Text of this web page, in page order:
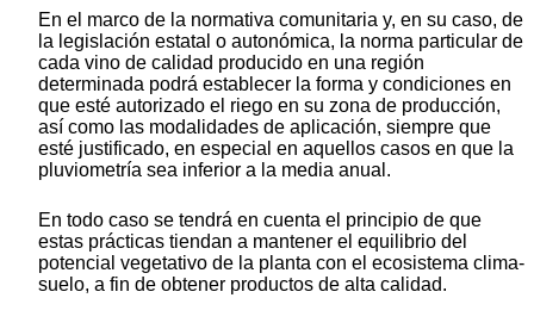
En el marco de la normativa comunitaria y, en su caso, de
la legislación estatal o autonómica, la norma particular de
cada vino de calidad producido en una región
determinada podrá establecer la forma y condiciones en
que esté autorizado el riego en su zona de producción,
así como las modalidades de aplicación, siempre que
esté justificado, en especial en aquellos casos en que la
pluviometría sea inferior a la media anual.
En todo caso se tendrá en cuenta el principio de que
estas prácticas tiendan a mantener el equilibrio del
potencial vegetativo de la planta con el ecosistema clima-
suelo, a fin de obtener productos de alta calidad.